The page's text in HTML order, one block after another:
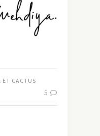
ET CACTUS
5